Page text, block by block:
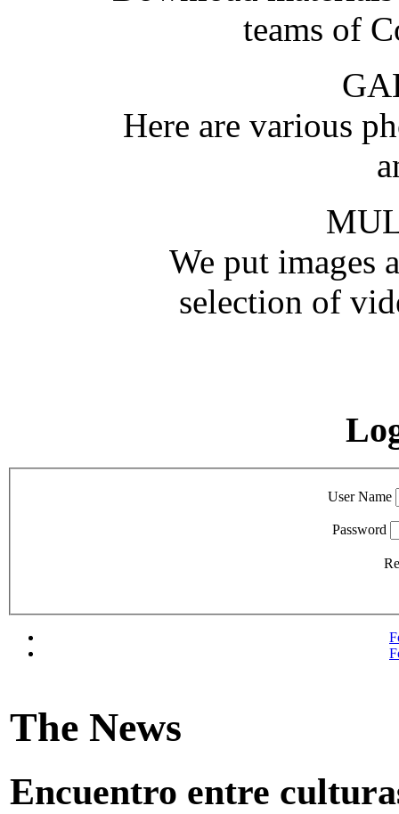
teams of
Here are various
We put images
selection of
User Name
Password
The News
Encuentro entre